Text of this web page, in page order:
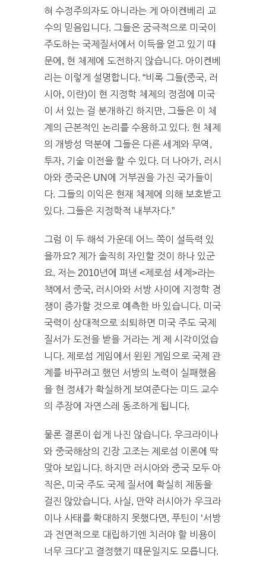
혀 수정주의자도 아니라는 게 아이켄베리 교
수의 믿음입니다. 그들은 궁극적으로 미국이
주도하는 국제질서에서 이득을 얻고 있기 때
문에, 현 체제에 도전하지 않습니다. 아이켄베
리는 이렇게 설명합니다. “비록 그들(중국, 러
시아, 이란)이 현 지정학 체제의 정점에 미국
이 서 있는 걸 분개하긴 하지만, 그들은 이 체
계의 근본적인 논리를 수용하고 있다. 현 체제
의 개방성 덕분에 그들은 다른 세계와 무역,
투자, 기술 이전을 할 수 있다. 더 나아가, 러시
아와 중국은 UN에 거부권을 가진 국가들이
다. 그들의 이익은 현재 체제에 의해 보호받고
있다. 그들은 지정학적 내부자다.”
그럼 이 두 해석 가운데 어느 쪽이 설득력 있
을까요? 제가 솔직히 자인할 것이 하나 있군
요. 저는 2010년에 펴낸 <제로섬 세계>라는
책에서 중국, 러시아와 서방 사이에 지정학 경
쟁이 증가할 것으로 예측한 바 있습니다. 미국
국력이 상대적으로 쇠퇴하면 미국 주도 국제
질서가 도전을 받을 거라는 게 제 시각이었습
니다. 제로섬 게임에서 윈윈 게임으로 국제 관
계를 바꾸려고 했던 서방의 노력이 실패했음
을 현 정세가 확실하게 보여준다는 미드 교수
의 주장에 자연스레 동조하게 됩니다.
물론 결론이 쉽게 나진 않습니다. 우크라이나
와 중국해상의 긴장 고조는 제로섬 이론에 딱
맞아 보입니다. 하지만 러시아와 중국 모두 아
직은, 미국 주도 국제 질서에 확실히 제동을
걸진 않았습니다. 사실, 만약 러시아가 우크라
이나 사태를 확대하지 못했다면, 푸틴이 ‘서방
과 전면적으로 대립하기엔 치러야 할 비용이
너무 크다’고 결정했기 때문일지도 모릅니다.